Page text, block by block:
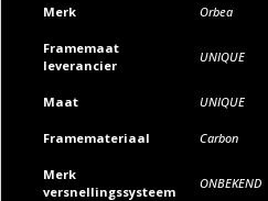
Merk Orbea
Framemaat
leverancier
UNIQUE
Maat UNIQUE
Framemateriaal Carbon
Merk
versnellingssysteem
ONBEKEND